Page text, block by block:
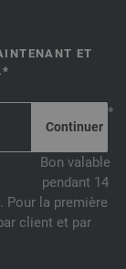
ET
*
Bon valable
pendant 14
Pour la première
client et par